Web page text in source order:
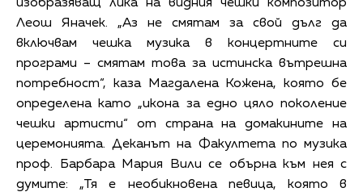
изобразяващ лика на видния чешки композитор
Леош Яначек. „Аз не смятам за свой дълг да
включвам чешка музика в концертните си
програми – смятам това за истинска вътрешна
потребност“, каза Магдалена Кожена, която бе
определена като „икона за едно цяло поколение
чешки артисти“ от страна на домакините на
церемонията. Деканът на Факултета по музика
проф. Барбара Мария Вили се обърна към нея с
думите: „Тя е необикновена певица, която в